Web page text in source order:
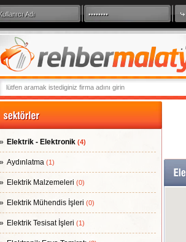
360 Derece Sanal Tur
Elektrik - Elektronik (4)
Aydınlatma (1)
Elektrik Malzemeleri (0)
Elektrik Mühendis İşleri (0)
Elektrik Tesisat İşleri (1)